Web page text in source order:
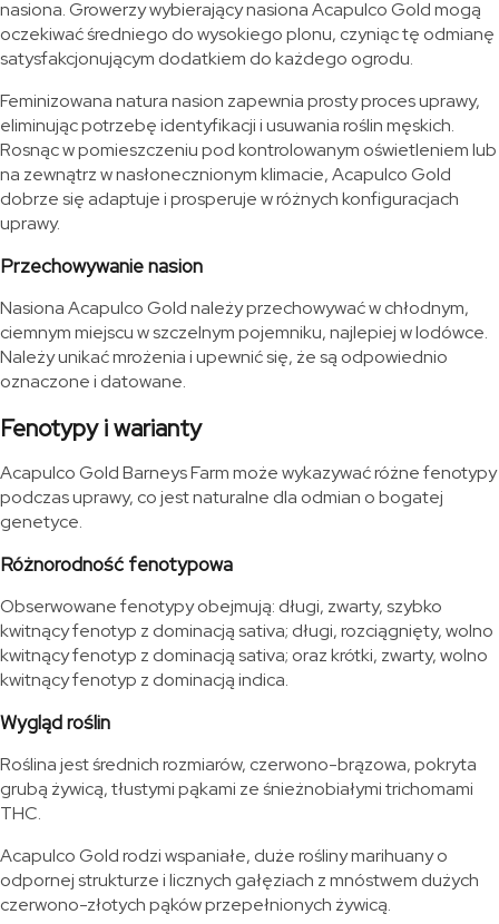
nasiona. Growerzy wybierający nasiona Acapulco Gold mogą
oczekiwać średniego do wysokiego plonu, czyniąc tę odmianę
satysfakcjonującym dodatkiem do każdego ogrodu.
Feminizowana natura nasion zapewnia prosty proces uprawy,
eliminując potrzebę identyfikacji i usuwania roślin męskich.
Rosnąc w pomieszczeniu pod kontrolowanym oświetleniem lub
na zewnątrz w nasłonecznionym klimacie, Acapulco Gold
dobrze się adaptuje i prosperuje w różnych konfiguracjach
uprawy.
Przechowywanie nasion
Nasiona Acapulco Gold należy przechowywać w chłodnym,
ciemnym miejscu w szczelnym pojemniku, najlepiej w lodówce.
Należy unikać mrożenia i upewnić się, że są odpowiednio
oznaczone i datowane.
Fenotypy i warianty
Acapulco Gold Barneys Farm może wykazywać różne fenotypy
podczas uprawy, co jest naturalne dla odmian o bogatej
genetyce.
Różnorodność fenotypowa
Obserwowane fenotypy obejmują: długi, zwarty, szybko
kwitnący fenotyp z dominacją sativa; długi, rozciągnięty, wolno
kwitnący fenotyp z dominacją sativa; oraz krótki, zwarty, wolno
kwitnący fenotyp z dominacją indica.
Wygląd roślin
Roślina jest średnich rozmiarów, czerwono-brązowa, pokryta
grubą żywicą, tłustymi pąkami ze śnieżnobiałymi trichomami
THC.
Acapulco Gold rodzi wspaniałe, duże rośliny marihuany o
odpornej strukturze i licznych gałęziach z mnóstwem dużych
czerwono-złotych pąków przepełnionych żywicą.